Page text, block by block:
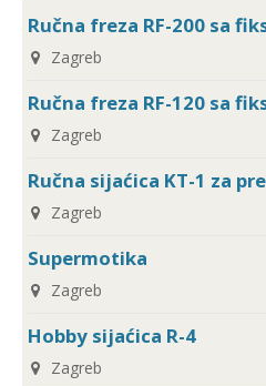
Ručna freza RF-200 sa
Zagreb
Ručna freza RF-120 sa
Zagreb
Ručna sijaćica KT-1 za
Zagreb
Supermotika
Zagreb
Hobby sijaćica R-4
Zagreb